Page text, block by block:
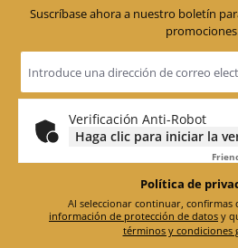
Suscríbase ahora a nuestro boletín
de
correo
electrónico
Verificación Anti-Robot
Haga clic para iniciar la
Política de
información de protección de datos
términos y condiciones